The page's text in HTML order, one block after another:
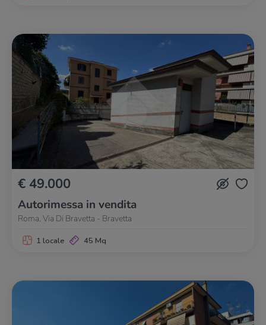
€ 49.000
Autorimessa in vendita
Roma, Via Di Bravetta - Bravetta
1 locale 45 Mq